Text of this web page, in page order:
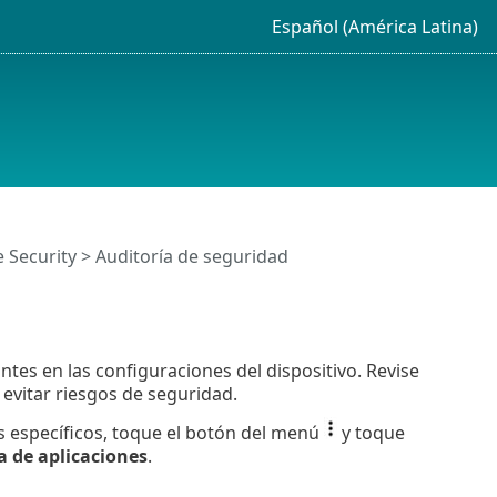
Español (América Latina)
Security > Auditoría de seguridad
en las configuraciones del dispositivo. Revise
riesgos de seguridad.
toque el botón del menú
y toque
de aplicaciones.